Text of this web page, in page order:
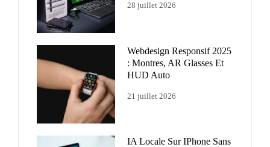
28 juillet 2026
Webdesign Responsif 2025
: Montres, AR Glasses Et
HUD Auto
21 juillet 2026
IA Locale Sur IPhone Sans